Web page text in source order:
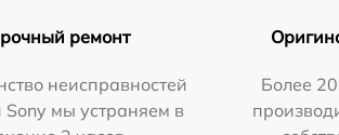
ремонт
неисправностей
Sony мы устраняем в
Более